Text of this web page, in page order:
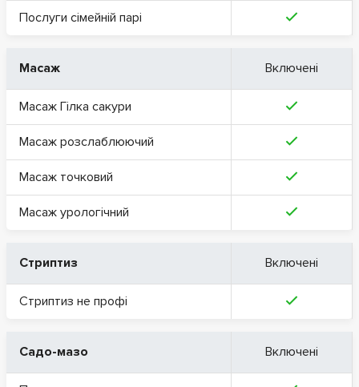
Послуги сімейній парі
Масаж Включені
Масаж Гілка сакури
Масаж розслаблюючий
Масаж точковий
Масаж урологічний
Стриптиз Включені
Стриптиз не профі
Садо-мазо Включені